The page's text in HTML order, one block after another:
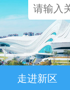
走进新区